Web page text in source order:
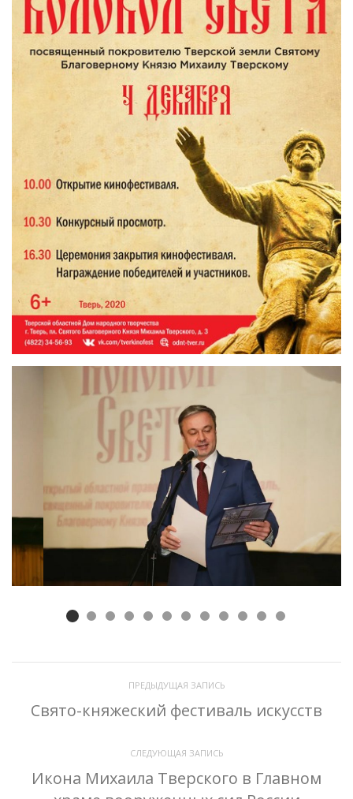
ПРЕДЫДУЩАЯ ЗАПИСЬ
Свято-княжеский фестиваль искусств
СЛЕДУЮЩАЯ ЗАПИСЬ
Икона Михаила Тверского в Главном